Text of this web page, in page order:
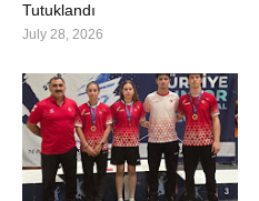
Tutuklandı
July 28, 2026